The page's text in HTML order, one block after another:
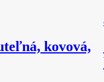
kovová,